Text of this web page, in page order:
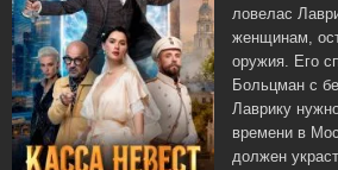
ловелас
женщинам,
оружия. Его
Больцман с
Лаврику
времени в
должен